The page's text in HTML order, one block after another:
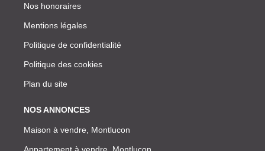
Nos honoraires
Mentions légales
Politique de confidentialité
Politique des cookies
Plan du site
NOS ANNONCES
Maison à vendre, Montlucon